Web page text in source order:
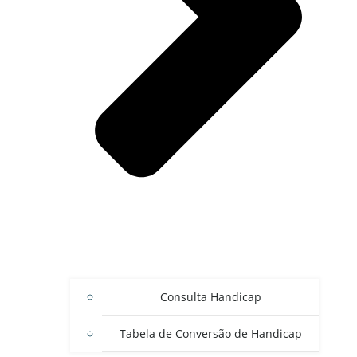
Consulta Handicap
Tabela de Conversão de Handicap